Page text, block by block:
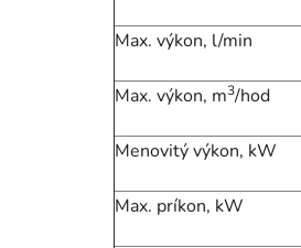
Max. výkon, l/min
Max. výkon, m3/hod
Menovitý výkon, kW
Max. príkon, kW